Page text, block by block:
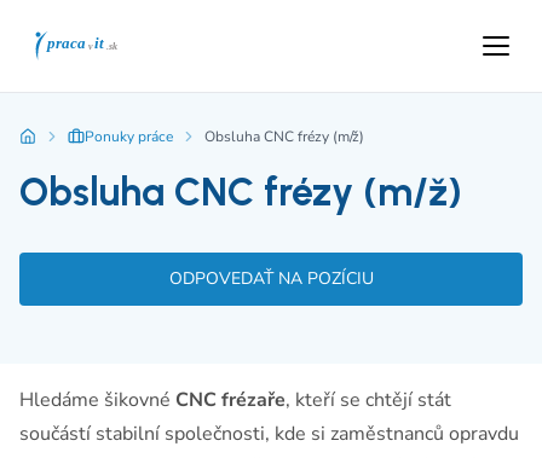
Ponuky práce Obsluha CNC frézy (m/ž)
Obsluha CNC frézy (m/ž)
ODPOVEDAŤ NA POZÍCIU
Hledáme šikovné CNC frézaře, kteří se chtějí stát
součástí stabilní společnosti, kde si zaměstnanců opravdu